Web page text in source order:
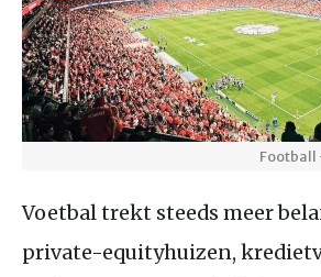
Football
Voetbal trekt steeds meer
private-equityhuizen,